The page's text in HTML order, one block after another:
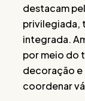
destacam
privilegiada,
integrada.
por meio do
decoração e
coordenar